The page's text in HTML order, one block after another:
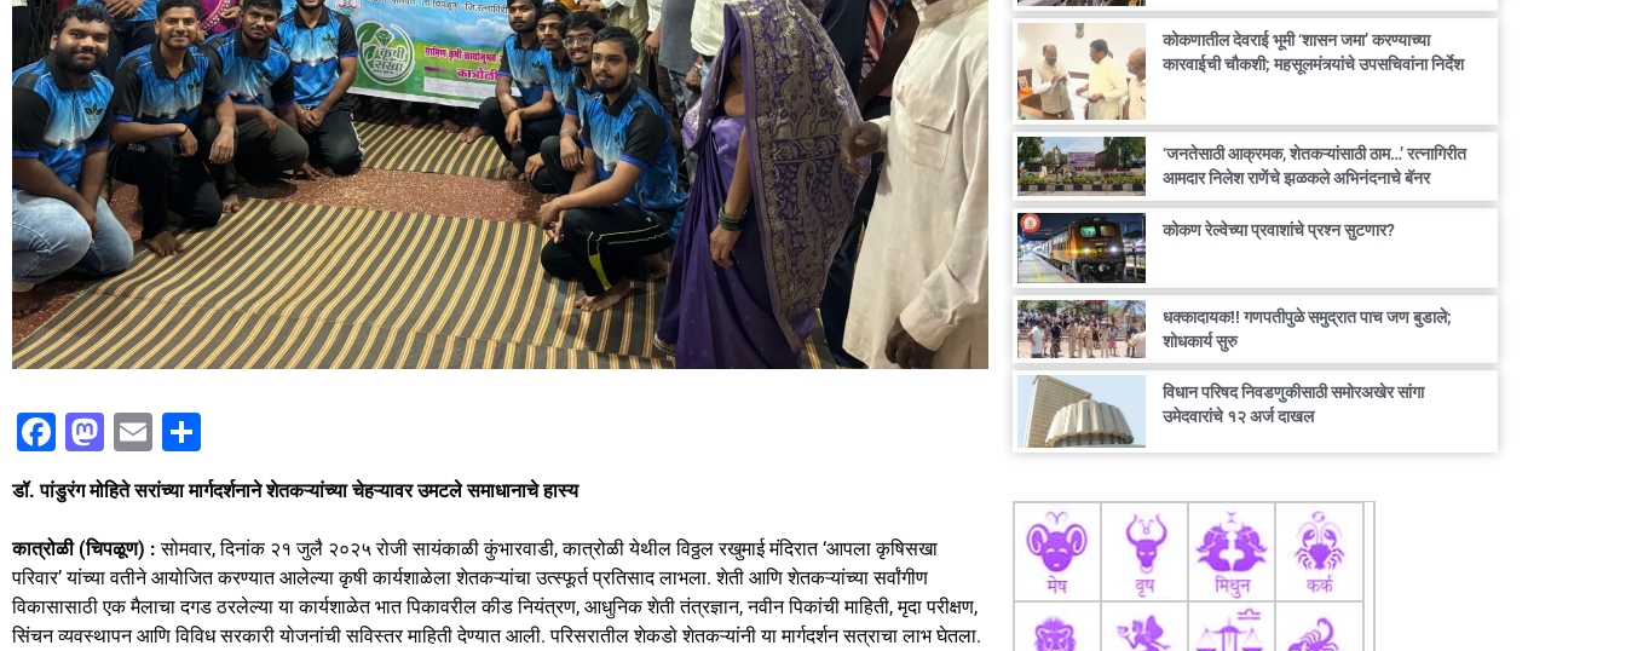
F
a
c
e
b
o
M
a
st
o
d
o
E
m
ai
l
h
ar
e
डॉ. पांडुरंग मोहिते सरांच्या मार्गदर्शनाने शेतकऱ्यांच्या चेहऱ्यावर उमटले समाधानाचे हास्य
कात्रोळी (चिपळूण) :सोमवार, दिनांक २१ जुलै २०२५ रोजी सायंकाळी कुंभारवाडी, कात्रोळी येथील विठ्ठल रखुमाई मंदिरात ‘आपला कृषिसखा
परिवार’ यांच्या वतीने आयोजित करण्यात आलेल्या कृषी कार्यशाळेला शेतकऱ्यांचा उत्स्फूर्त प्रतिसाद लाभला. शेती आणि शेतकऱ्यांच्या सर्वांगीण
विकासासाठी एक मैलाचा दगड ठरलेल्या या कार्यशाळेत भात पिकावरील कीड नियंत्रण, आधुनिक शेती तंत्रज्ञान, नवीन पिकांची माहिती, मृदा परीक्षण,
सिंचन व्यवस्थापन आणि विविध सरकारी योजनांची सविस्तर माहिती देण्यात आली. परिसरातील शेकडो शेतकऱ्यांनी या मार्गदर्शन सत्राचा लाभ घेतला.
कोकणातील देवराई भूमी ‘शासन जमा’ करण्याच्या
कारवाईची चौकशी; महसूलमंत्र्यांचे उपसचिवांना निर्देश
‘जनतेसाठी आक्रमक, शेतकऱ्यांसाठी ठाम…’ रत्नागिरीत
आमदार निलेश राणेंचे झळकले अभिनंदनाचे बॅनर
कोकण रेल्वेच्या प्रवाशांचे प्रश्न सुटणार?
धक्कादायक!! गणपतीपुळे समुद्रात पाच जण बुडाले;
शोधकार्य सुरु
विधान परिषद निवडणुकीसाठी समोरअखेर सांगा
उमेदवारांचे १२ अर्ज दाखल